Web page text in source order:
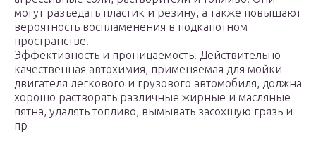
могут разъедать пластик и резину, а также повышают
вероятность воспламенения в подкапотном
пространстве.
Эффективность и проницаемость. Действительно
качественная автохимия, применяемая для мойки
двигателя легкового и грузового автомобиля, должна
хорошо растворять различные жирные и масляные
пятна, удалять топливо, вымывать засохшую грязь и
пр